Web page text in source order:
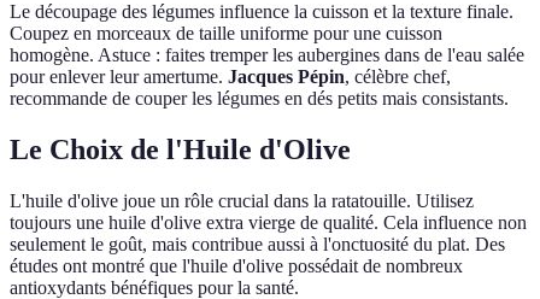
Le découpage des légumes influence la cuisson et la texture finale.
Coupez en morceaux de taille uniforme pour une cuisson
homogène. Astuce : faites tremper les aubergines dans de l'eau salée
pour enlever leur amertume. Jacques Pépin, célèbre chef,
recommande de couper les légumes en dés petits mais consistants.
Le Choix de l'Huile d'Olive
L'huile d'olive joue un rôle crucial dans la ratatouille. Utilisez
toujours une huile d'olive extra vierge de qualité. Cela influence non
seulement le goût, mais contribue aussi à l'onctuosité du plat. Des
études ont montré que l'huile d'olive possédait de nombreux
antioxydants bénéfiques pour la santé.